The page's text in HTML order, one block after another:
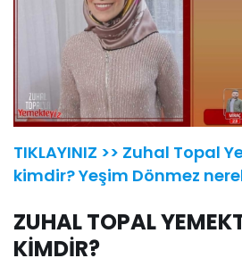
TIKLAYINIZ >> Zuhal Topal
kimdir? Yeşim Dönmez
ZUHAL TOPAL
KİMDİR?